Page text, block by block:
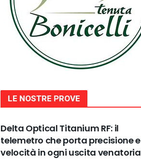
LE NOSTRE PROVE
Delta Optical Titanium RF: il
telemetro che porta precisione e
velocità in ogni uscita venatoria